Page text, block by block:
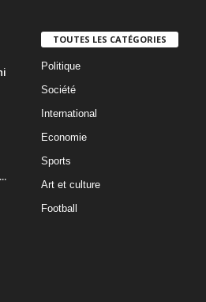
TOUTES LES CATÉGORIES
Politique
Société
International
Economie
Sports
Art et culture
Football